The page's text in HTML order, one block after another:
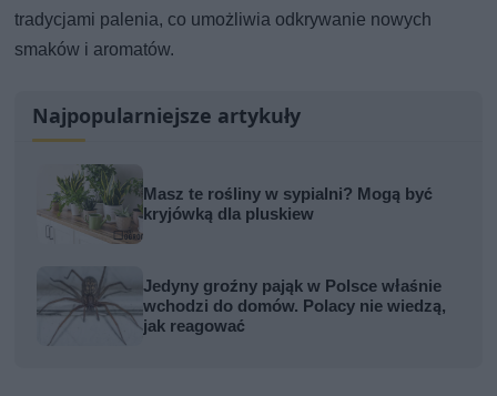
tradycjami palenia, co umożliwia odkrywanie nowych
smaków i aromatów.
Najpopularniejsze artykuły
Masz te rośliny w sypialni? Mogą być
kryjówką dla pluskiew
Jedyny groźny pająk w Polsce właśnie
wchodzi do domów. Polacy nie wiedzą,
jak reagować